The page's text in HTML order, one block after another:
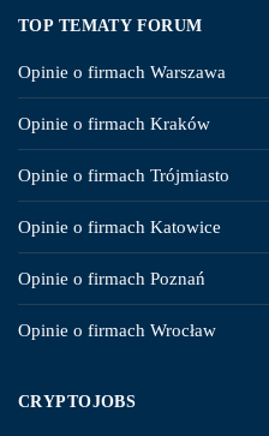
TOP TEMATY FORUM
Opinie o firmach Warszawa
Opinie o firmach Kraków
Opinie o firmach Trójmiasto
Opinie o firmach Katowice
Opinie o firmach Poznań
Opinie o firmach Wrocław
CRYPTOJOBS